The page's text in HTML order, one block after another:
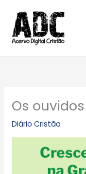
para
conteúdo
Os ouvidos
Diário Cristão